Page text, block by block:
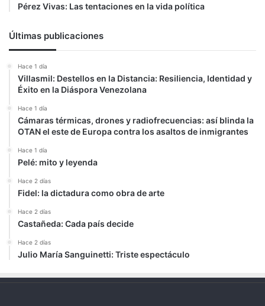
Pérez Vivas: Las tentaciones en la vida política
Últimas publicaciones
Hace 1 día
Villasmil: Destellos en la Distancia: Resiliencia, Identidad y
Éxito en la Diáspora Venezolana
Hace 1 día
Cámaras térmicas, drones y radiofrecuencias: así blinda la
OTAN el este de Europa contra los asaltos de inmigrantes
Hace 1 día
Pelé: mito y leyenda
Hace 2 días
Fidel: la dictadura como obra de arte
Hace 2 días
Castañeda: Cada país decide
Hace 2 días
Julio María Sanguinetti: Triste espectáculo